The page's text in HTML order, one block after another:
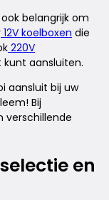
belangrijk om
12V koelboxen die
220V
aansluiten.
aansluit bij uw
Bij
verschillende
en